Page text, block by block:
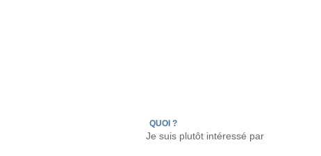
QUOI ?